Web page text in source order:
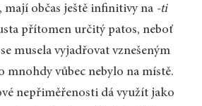
mají občas ještě infinitivy na -ti
přítomen určitý patos, neboť
musela vyjadřovat vznešeným
mnohdy vůbec nebylo na místě.
nepřiměřenosti dá využít jako